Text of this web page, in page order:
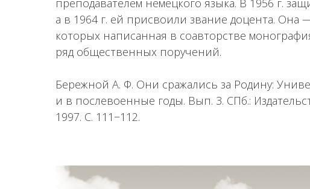
преподавателем немецкого языка. В 1956 г.
а в 1964 г. ей присвоили звание доцента. Она
которых написанная в соавторстве
ряд общественных поручений.
Бережной А. Ф. Они сражались за Родину:
и в послевоенные годы. Вып. 3. СПб.:
1997. С. 111−112.